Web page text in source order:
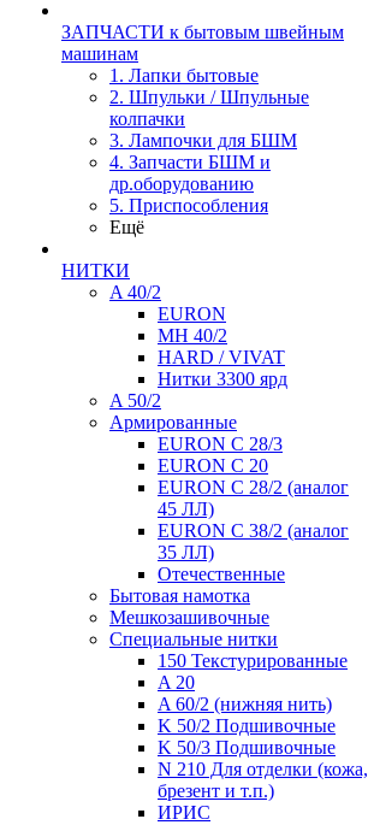
ЗАПЧАСТИ к бытовым швейным
машинам
1. Лапки бытовые
2. Шпульки / Шпульные
колпачки
3. Лампочки для БШМ
4. Запчасти БШМ и
др.оборудованию
5. Приспособления
Ещё
НИТКИ
A 40/2
EURON
MH 40/2
HARD / VIVAT
Нитки 3300 ярд
A 50/2
Армированные
EURON C 28/3
EURON C 20
EURON C 28/2 (аналог
45 ЛЛ)
EURON C 38/2 (аналог
35 ЛЛ)
Отечественные
Бытовая намотка
Мешкозашивочные
Специальные нитки
150 Текстурированные
A 20
A 60/2 (нижняя нить)
K 50/2 Подшивочные
K 50/3 Подшивочные
N 210 Для отделки (кожа,
брезент и т.п.)
ИРИС